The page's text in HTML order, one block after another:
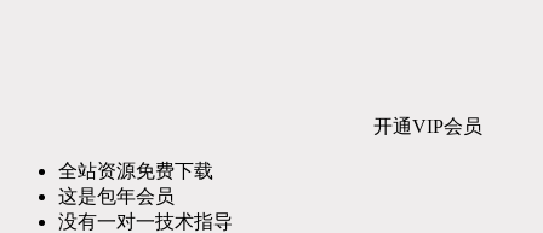
开通VIP会员
全站资源免费下载
这是包年会员
没有一对一技术指导